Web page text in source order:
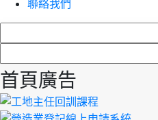
聯絡我們
首頁廣告